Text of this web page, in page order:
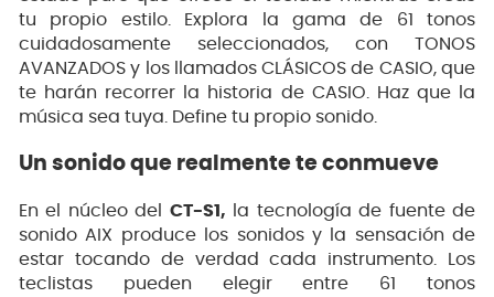
tu propio estilo. Explora la gama de 61 tonos
cuidadosamente seleccionados, con TONOS
AVANZADOS y los llamados CLÁSICOS de CASIO, que
te harán recorrer la historia de CASIO. Haz que la
música sea tuya. Define tu propio sonido.
Un sonido que realmente te conmueve
En el núcleo del CT-S1, la tecnología de fuente de
sonido AIX produce los sonidos y la sensación de
estar tocando de verdad cada instrumento. Los
teclistas pueden elegir entre 61 tonos